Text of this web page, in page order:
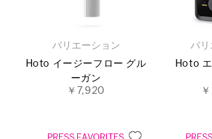
バリエーション
Hoto イージーフロー グル
ーガン
￥7,920
バリ
Hoto